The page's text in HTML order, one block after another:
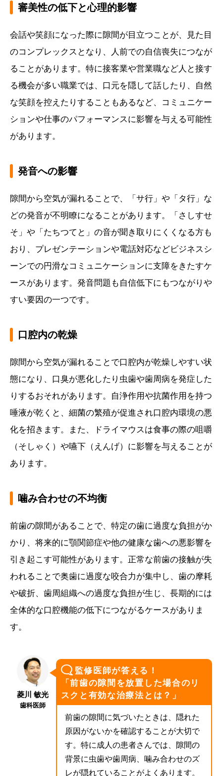
審美性の低下と心理的影響
会話や笑顔になった際に隙間が目立つことが、見た目
のコンプレックスとなり、人前での自信喪失につなが
ることがあります。特に接客業や営業職など人と接す
る機会が多い職業では、口元を隠して話したり、自然
な笑顔を控えたりすることもあるなど、コミュニケー
ションや仕事のパフォーマンスに影響を与える可能性
があります。
発音への影響
隙間から空気が漏れることで、「サ行」や「タ行」な
どの発音が不明瞭になることがあります。「さしすせ
そ」や「たちつてと」の音が聞き取りにくくなる方も
おり、プレゼンテーションや電話対応などビジネスシ
ーンでの円滑なコミュニケーションに支障をきたすケ
ースがあります。発音問題も自信低下にもつながりや
すい要因の一つです。
口腔内の乾燥
隙間から空気が漏れることで口腔内が乾燥しやすい状
態になり、口臭が悪化したり虫歯や歯周病を発症した
りするおそれがあります。自浄作用や抗菌作用を持つ
唾液が乾くと、細菌の繁殖が促進され口腔内環境の悪
化を招きます。また、ドライマウスは食事の際の咀嚼
（そしゃく）や嚥下（えんげ）に影響を与えることが
あります。
噛み合わせの不均衡
前歯の隙間があることで、特定の歯に過度な負担がか
かり、将来的に顎関節症や他の健康な歯への悪影響を
引き起こす可能性があります。正常な前歯の接触が失
われることで奥歯に過度な咬合力が集中し、歯の摩耗
や破折、歯周組織への過度な負担が生じ、長期的には
全体的な口腔機能の低下につながるケースがありま
す。
菱川 敏光
歯科医師
監修医師が答える！
「前歯の隙間を放置した場合のリ
スクと有効な治療法とは？」
前歯の隙間に気づいたときは、隠れた
原因がないかを確認することが大切で
す。特に成人の患者さんでは、隙間の
背景に虫歯や歯周病、噛み合わせのズ
レが隠れていることがよくあります。